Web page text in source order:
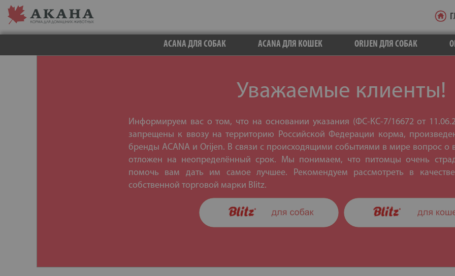
ACANA ДЛЯ СОБАК ACANA ДЛЯ КОШЕК ORIJEN ДЛЯ СОБАК
Уважаемые клиенты!
Информируем вас о том, что на основании указания (ФС-КС-7/16672 от
запрещены к ввозу на территорию Российской Федерации корма,
бренды ACANA и Orijen. В связи с происходящими событиями в мире вопрос о
отложен на неопределённый срок. Мы понимаем, что питомцы очень
помочь вам дать им самое лучшее. Рекомендуем рассмотреть в
собственной торговой марки Blitz.